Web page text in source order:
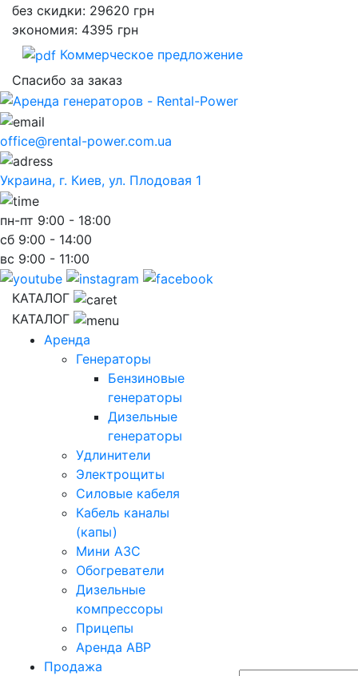
без скидки: 29620 грн
экономия: 4395 грн
Коммерческое предложение
Спасибо за заказ
office@rental-power.com.ua
Украина, г. Киев, ул. Плодовая 1
пн-пт 9:00 - 18:00
сб 9:00 - 14:00
вс 9:00 - 11:00
КАТАЛОГ
КАТАЛОГ
Аренда
Генераторы
Бензиновые
генераторы
Дизельные
генераторы
Удлинители
Электрощиты
Силовые кабеля
Кабель каналы
(капы)
Мини АЗС
Обогреватели
Дизельные
компрессоры
Прицепы
Аренда АВР
Продажа